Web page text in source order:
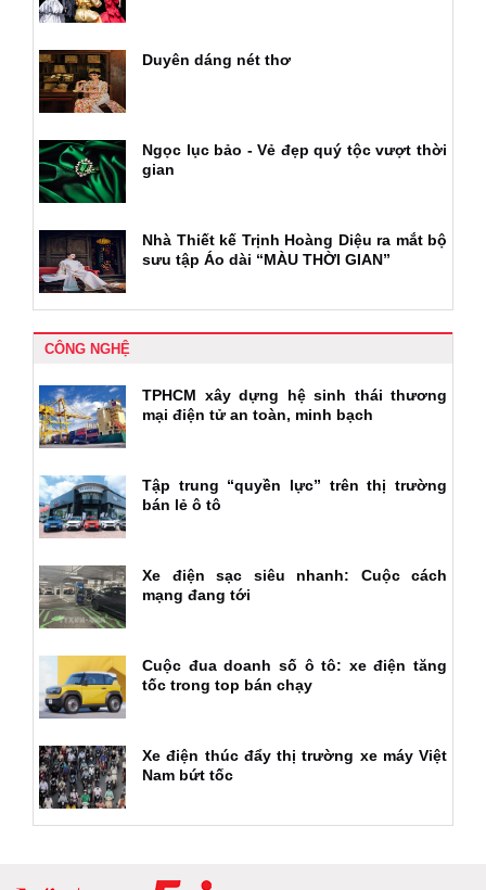
Duyên dáng nét thơ
Ngọc lục bảo - Vẻ đẹp quý tộc vượt thời
gian
Nhà Thiết kế Trịnh Hoàng Diệu ra mắt bộ
sưu tập Áo dài “MÀU THỜI GIAN”
CÔNG NGHỆ
TPHCM xây dựng hệ sinh thái thương
mại điện tử an toàn, minh bạch
Tập trung “quyền lực” trên thị trường
bán lẻ ô tô
Xe điện sạc siêu nhanh: Cuộc cách
mạng đang tới
Cuộc đua doanh số ô tô: xe điện tăng
tốc trong top bán chạy
Xe điện thúc đẩy thị trường xe máy Việt
Nam bứt tốc